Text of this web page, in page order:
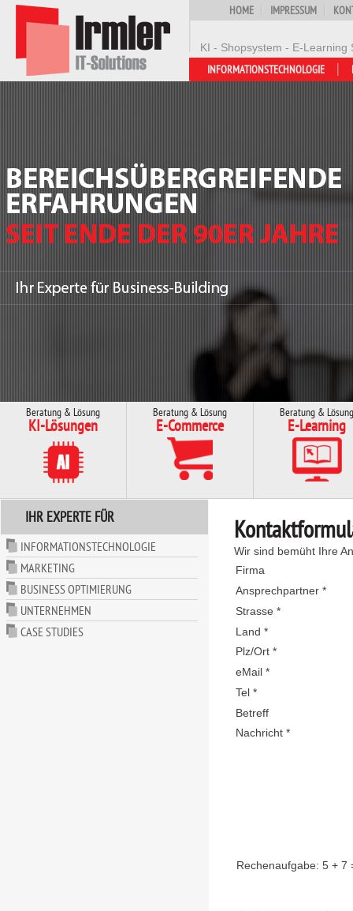
KI - Shopsystem - E-
HOME IMPRESSUM
INFORMATIONSTECHNOLOGIE
Beratung & Lösung
KI-Lösungen
Beratung & Lösung
E-Commerce
Beratung & Lösung
E-Learning
IHR EXPERTE FÜR
INFORMATIONSTECHNOLOGIE
MARKETING
BUSINESS OPTIMIERUNG
UNTERNEHMEN
CASE STUDIES
Wir sind bemüht Ihre
Firma
Ansprechpartner *
Strasse *
Land *
Plz/Ort *
eMail *
Tel *
Betreff
Nachricht *
Rechenaufgabe: 5 + 7